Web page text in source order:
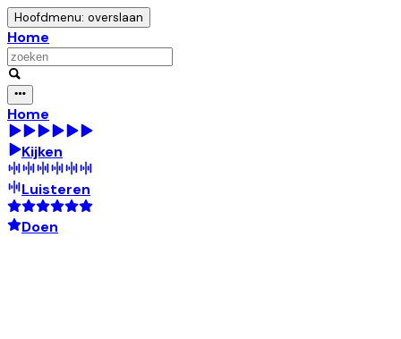
Hoofdmenu: overslaan
Home
Home
Kijken
Luisteren
Doen